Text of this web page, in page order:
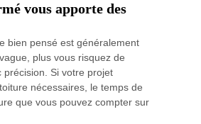
vous apporte des
bien pensé est généralement
plus vous risquez de
Si votre projet
nécessaires, le temps de
que vous pouvez compter sur